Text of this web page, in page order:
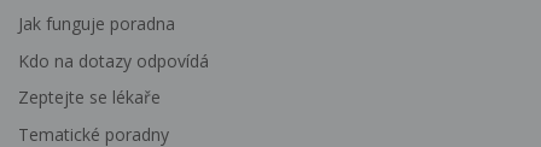
Jak funguje poradna
Kdo na dotazy odpovídá
Zeptejte se lékaře
Tematické poradny